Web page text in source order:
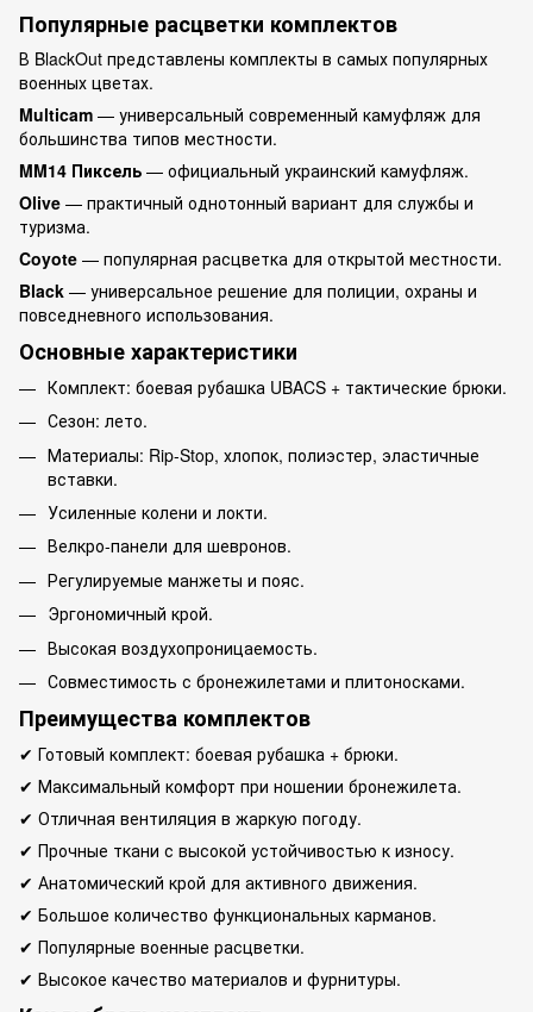
Популярные расцветки комплектов
В BlackOut представлены комплекты в самых популярных
военных цветах.
Multicam — универсальный современный камуфляж для
большинства типов местности.
MM14 Пиксель — официальный украинский камуфляж.
Olive — практичный однотонный вариант для службы и
туризма.
Coyote — популярная расцветка для открытой местности.
Black — универсальное решение для полиции, охраны и
повседневного использования.
Основные характеристики
Комплект: боевая рубашка UBACS + тактические брюки.
Сезон: лето.
Материалы: Rip-Stop, хлопок, полиэстер, эластичные
вставки.
Усиленные колени и локти.
Велкро-панели для шевронов.
Регулируемые манжеты и пояс.
Эргономичный крой.
Высокая воздухопроницаемость.
Совместимость с бронежилетами и плитоносками.
Преимущества комплектов
✔ Готовый комплект: боевая рубашка + брюки.
✔ Максимальный комфорт при ношении бронежилета.
✔ Отличная вентиляция в жаркую погоду.
✔ Прочные ткани с высокой устойчивостью к износу.
✔ Анатомический крой для активного движения.
✔ Большое количество функциональных карманов.
✔ Популярные военные расцветки.
✔ Высокое качество материалов и фурнитуры.